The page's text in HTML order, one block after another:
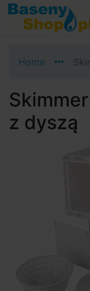
Przejdź do
Przejdź do
Przejdź do
Home
Skimmer
z dyszą